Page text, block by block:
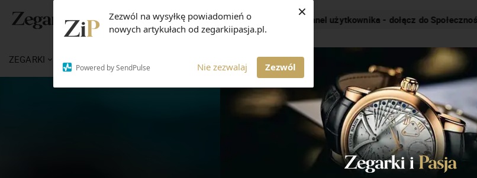
Zezwól na wysyłkę powiadomień o
nowych artykułach od zegarkiipasja.pl.
Powered by SendPulse Nie zezwalaj Zezwól
× Nakręcamy pozytywnie... cały czas!
ZEGARKI MAGAZYN ZEGARKI I PASJA